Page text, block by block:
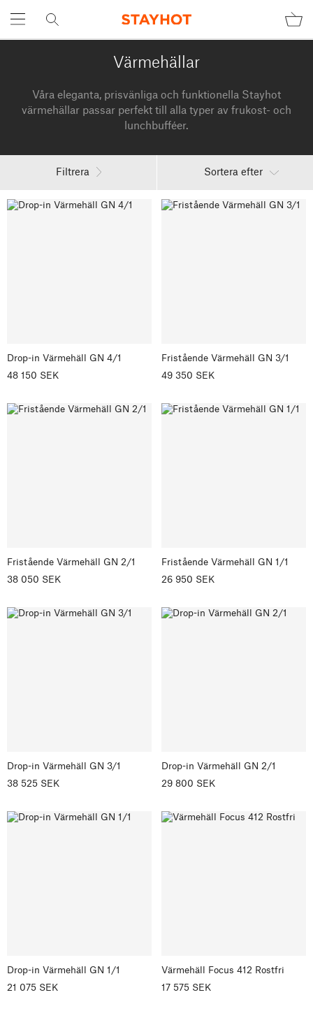
Värmehällar
Våra eleganta, prisvänliga och funktionella Stayhot
värmehällar passar perfekt till alla typer av frukost- och
lunchbufféer.
Filtrera Sortera efter
Drop-in Värmehäll GN 4/1
48 150 SEK
Fristående Värmehäll GN 3/1
49 350 SEK
Fristående Värmehäll GN 2/1
38 050 SEK
Fristående Värmehäll GN 1/1
26 950 SEK
Drop-in Värmehäll GN 3/1
38 525 SEK
Drop-in Värmehäll GN 2/1
29 800 SEK
Drop-in Värmehäll GN 1/1
21 075 SEK
Värmehäll Focus 412 Rostfri
17 575 SEK